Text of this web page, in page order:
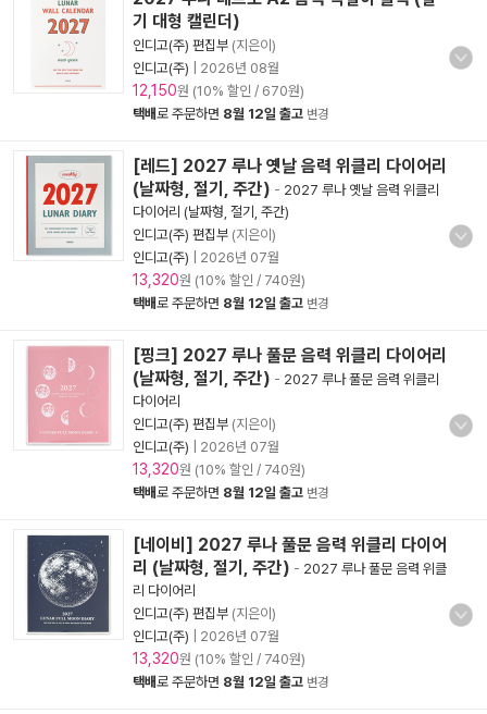
기 대형 캘린더)
인디고(주) 편집부 (지은이)
인디고(주)
2026년 08월
12,150원 (10% 할인 / 670원)
택배로 주문하면 8월 12일 출고 변경
[레드] 2027 루나 옛날 음력 위클리 다이어리
(날짜형, 절기, 주간) - 2027 루나 옛날 음력 위클리
다이어리 (날짜형, 절기, 주간)
인디고(주) 편집부 (지은이)
인디고(주)
2026년 07월
13,320원 (10% 할인 / 740원)
택배로 주문하면 8월 12일 출고 변경
[핑크] 2027 루나 풀문 음력 위클리 다이어리
(날짜형, 절기, 주간) - 2027 루나 풀문 음력 위클리
다이어리
인디고(주) 편집부 (지은이)
인디고(주)
2026년 07월
13,320원 (10% 할인 / 740원)
택배로 주문하면 8월 12일 출고 변경
[네이비] 2027 루나 풀문 음력 위클리 다이어
리 (날짜형, 절기, 주간) - 2027 루나 풀문 음력 위클
리 다이어리
인디고(주) 편집부 (지은이)
인디고(주)
2026년 07월
13,320원 (10% 할인 / 740원)
택배로 주문하면 8월 12일 출고 변경